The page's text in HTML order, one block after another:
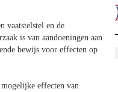
vaatstelstel en de
is van aandoeningen aan
bewijs voor effecten op
effecten van